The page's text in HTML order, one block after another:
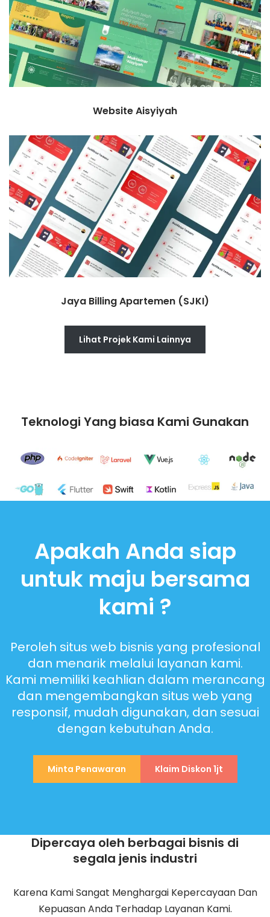
Website Aisyiyah
Jaya Billing Apartemen (SJKI)
Lihat Projek Kami Lainnya
Teknologi Yang biasa Kami Gunakan
Apakah Anda siap
untuk maju bersama
kami ?
Peroleh situs web bisnis yang profesional
dan menarik melalui layanan kami.
Kami memiliki keahlian dalam merancang
dan mengembangkan situs web yang
responsif, mudah digunakan, dan sesuai
dengan kebutuhan Anda.
Minta Penawaran Klaim Diskon 1jt
Dipercaya oleh berbagai bisnis di
segala jenis industri
Karena Kami Sangat Menghargai Kepercayaan Dan
Kepuasan Anda Terhadap Layanan Kami.